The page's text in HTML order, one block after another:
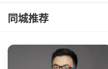
同城推荐